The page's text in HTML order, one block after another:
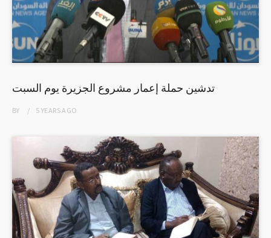
تدشين حملة إعمار مشروع الجزيرة يوم السبت
BY 5 YEARSAGO